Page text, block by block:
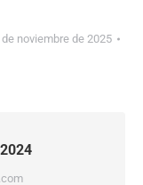
de noviembre de 2025